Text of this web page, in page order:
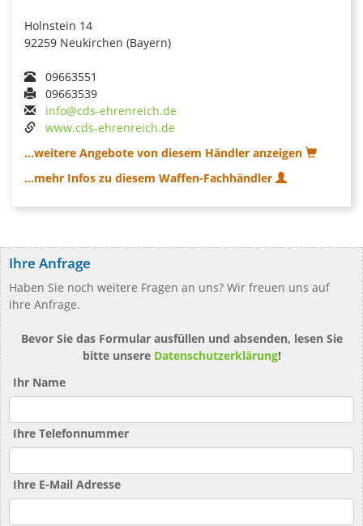
Holnstein 14
92259 Neukirchen (Bayern)
09663551
09663539
info@cds-ehrenreich.de
www.cds-ehrenreich.de
...weitere Angebote von diesem Händler anzeigen
...mehr Infos zu diesem Waffen-Fachhändler
Ihre Anfrage
Haben Sie noch weitere Fragen an uns? Wir freuen uns auf
ihre Anfrage.
Bevor Sie das Formular ausfüllen und absenden, lesen Sie
bitte unsere Datenschutzerklärung!
Ihr Name
Ihre Telefonnummer
Ihre E-Mail Adresse